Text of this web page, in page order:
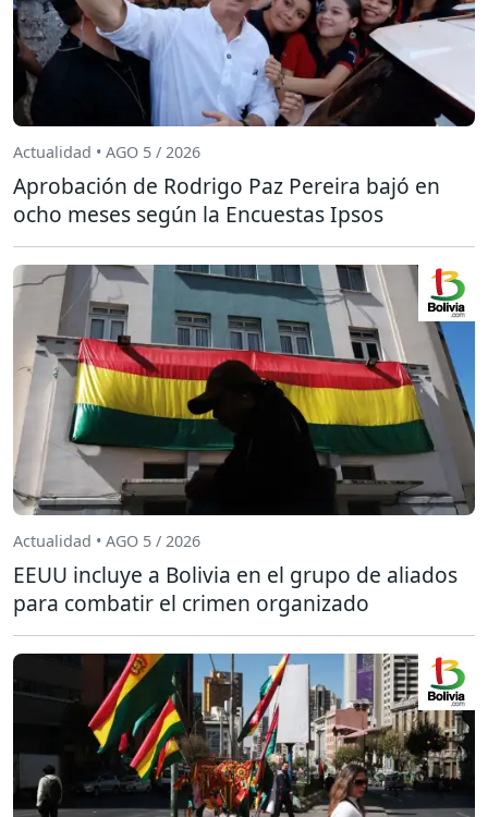
Actualidad • AGO 5 / 2026
Aprobación de Rodrigo Paz Pereira bajó en
ocho meses según la Encuestas Ipsos
Actualidad • AGO 5 / 2026
EEUU incluye a Bolivia en el grupo de aliados
para combatir el crimen organizado